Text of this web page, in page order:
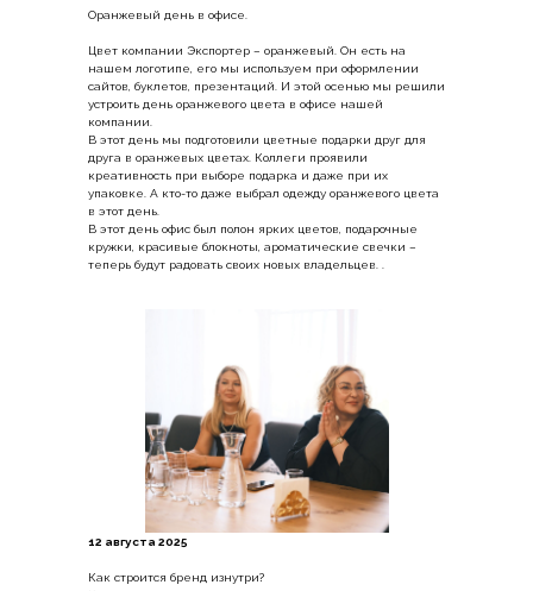
Оранжевый день в офисе.
Цвет компании Экспортер – оранжевый. Он есть на
нашем логотипе, его мы используем при оформлении
сайтов, буклетов, презентаций. И этой осенью мы решили
устроить день оранжевого цвета в офисе нашей
компании.
В этот день мы подготовили цветные подарки друг для
друга в оранжевых цветах. Коллеги проявили
креативность при выборе подарка и даже при их
упаковке. А кто-то даже выбрал одежду оранжевого цвета
в этот день.
В этот день офис был полон ярких цветов, подарочные
кружки, красивые блокноты, ароматические свечки –
теперь будут радовать своих новых владельцев. .
12 августа 2025
Как строится бренд изнутри?